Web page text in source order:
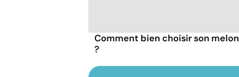
Comment bien choisir son melon
?